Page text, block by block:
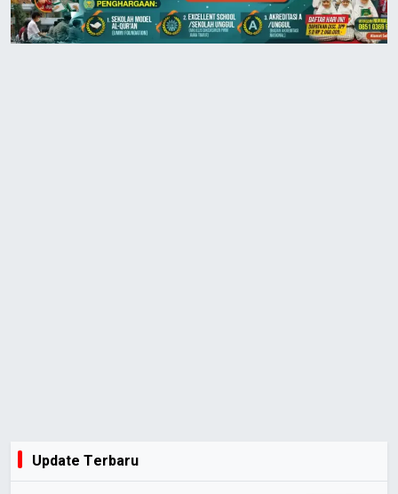
Update Terbaru